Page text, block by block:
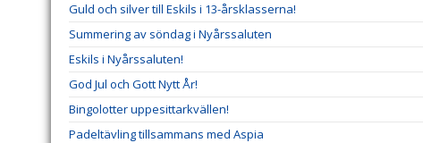
Guld och silver till Eskils i 13-årsklasserna!
Summering av söndag i Nyårssaluten
Eskils i Nyårssaluten!
God Jul och Gott Nytt År!
Bingolotter uppesittarkvällen!
Padeltävling tillsammans med Aspia